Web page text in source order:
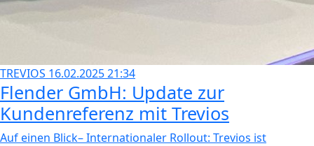
TREVIOS 16.02.2025 21:34
Flender GmbH: Update zur
Kundenreferenz mit Trevios
Auf einen Blick– Internationaler Rollout: Trevios ist